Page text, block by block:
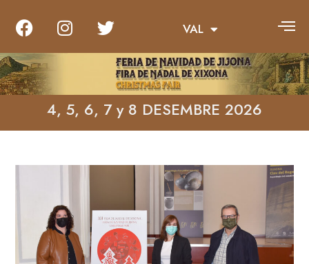
VAL
ENG
4, 5, 6, 7 y 8 DESEMBRE 2026